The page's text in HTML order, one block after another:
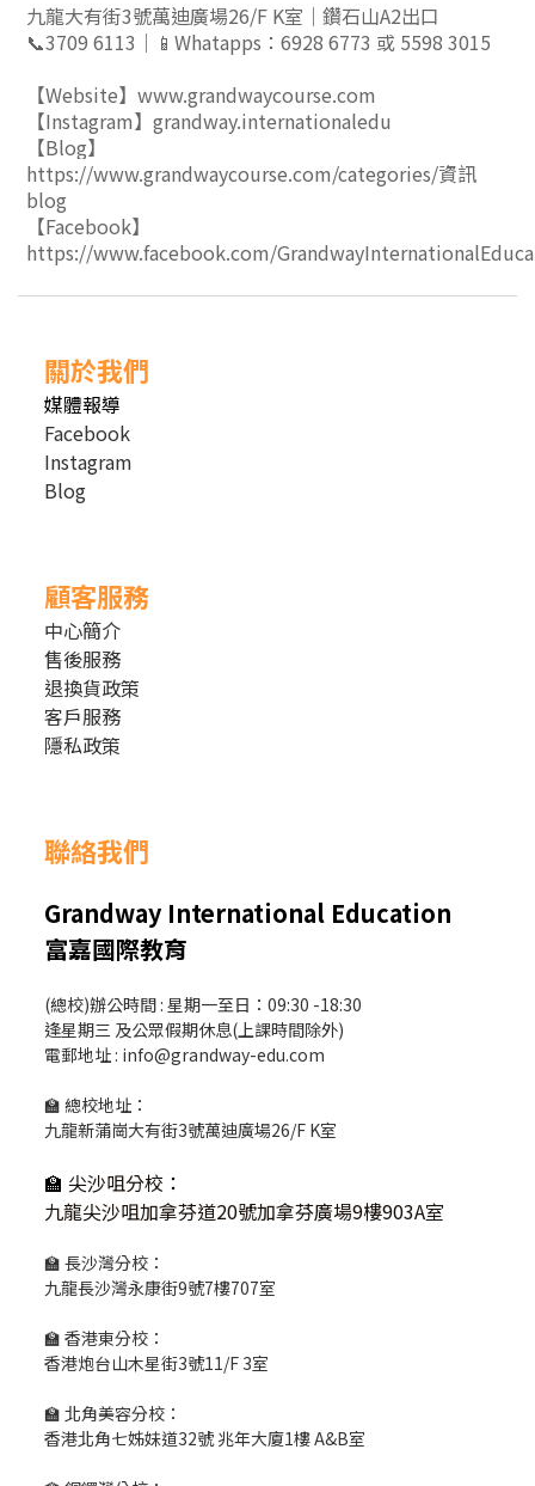
九龍大有街3號萬迪廣場26/F K室｜鑽石山A2出口
📞3709 6113｜📱Whatapps： 6928 6773 或 5598 3015
【Website】 www.grandwaycourse.com
【Instagram】grandway.internationaledu
【Blog】
https://www.grandwaycourse.com/categories/資訊
blog
【Facebook】
https://www.facebook.com/
關於我們
媒體報導
Facebook
Instagram
Blog
顧客服務
中心簡介
售後服務
退換貨政策
客戶服務
隱私政策
聯絡我們
Grandway International Education
富嘉國際教育
(總校)辦公時間 : 星期一至日：09:30 -18:30
逢星期三 及公眾假期休息(上課時間除外)
電郵地址 : info@grandway-edu.com
🏫 總校地址：
九龍新蒲崗大有街3號萬迪廣場26/F K室
🏫 尖沙咀分校 ：
九龍尖沙咀加拿芬道20號加拿芬廣場9樓903A室
🏫 長沙灣分校：
九龍長沙灣永康街9號7樓707室
🏫 香港東分校：
香港炮台山木星街3號11/F 3室
🏫 北角美容分校：
香港北角七姊妹道32號 兆年大廈1樓 A&B室